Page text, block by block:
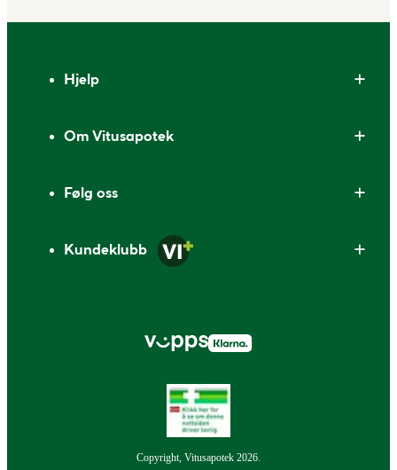
Hjelp
Om Vitusapotek
Følg oss
Kundeklubb
Copyright, Vitusapotek 2026.